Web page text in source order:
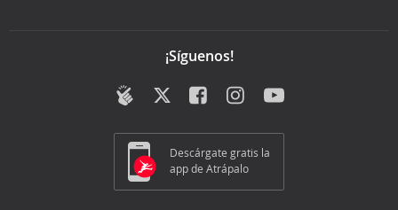
¡Síguenos!
Descárgate gratis la
app de Atrápalo